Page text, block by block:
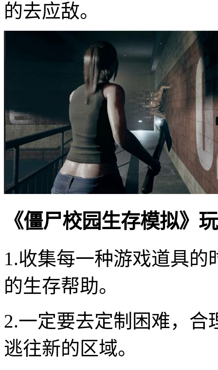
的去应敌。
《僵尸校园生存模拟》
1.收集每一种游戏道具
的生存帮助。
2.一定要去定制困难，
逃往新的区域。